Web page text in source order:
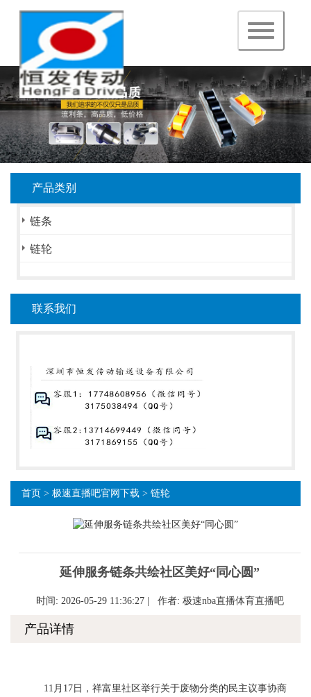
navigation
产品类别
链条
链轮
联系我们
首页 > 极速直播吧官网下载 > 链轮
延伸服务链条共绘社区美好“同心圆”
时间: 2026-05-29 11:36:27 | 作者: 极速nba直播体育直播吧
产品详情
11月17日，祥富里社区举行关于废物分类的民主议事协商